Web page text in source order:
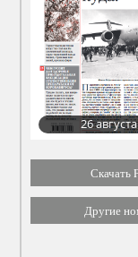
26
Скачать
Другие